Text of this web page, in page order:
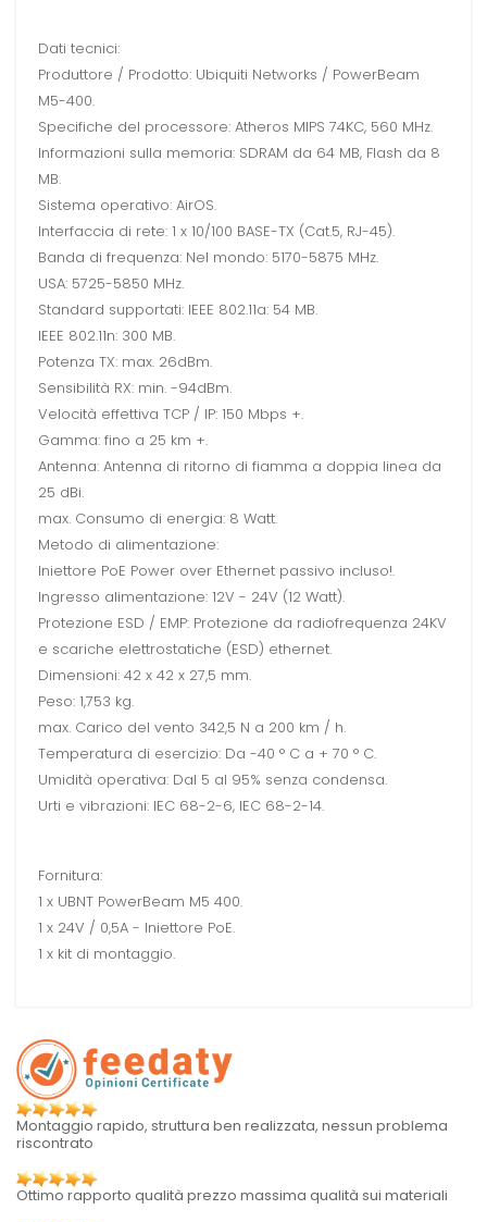
Dati tecnici:
Produttore / Prodotto: Ubiquiti Networks / PowerBeam
M5-400.
Specifiche del processore: Atheros MIPS 74KC, 560 MHz.
Informazioni sulla memoria: SDRAM da 64 MB, Flash da 8
MB.
Sistema operativo: AirOS.
Interfaccia di rete: 1 x 10/100 BASE-TX (Cat.5, RJ-45).
Banda di frequenza: Nel mondo: 5170-5875 MHz.
USA: 5725-5850 MHz.
Standard supportati: IEEE 802.11a: 54 MB.
IEEE 802.11n: 300 MB.
Potenza TX: max. 26dBm.
Sensibilità RX: min. -94dBm.
Velocità effettiva TCP / IP: 150 Mbps +.
Gamma: fino a 25 km +.
Antenna: Antenna di ritorno di fiamma a doppia linea da
25 dBi.
max. Consumo di energia: 8 Watt.
Metodo di alimentazione:
Iniettore PoE Power over Ethernet passivo incluso!.
Ingresso alimentazione: 12V - 24V (12 Watt).
Protezione ESD / EMP: Protezione da radiofrequenza 24KV
e scariche elettrostatiche (ESD) ethernet.
Dimensioni: 42 x 42 x 27,5 mm.
Peso: 1,753 kg.
max. Carico del vento 342,5 N a 200 km / h.
Temperatura di esercizio: Da -40 ° C a + 70 ° C.
Umidità operativa: Dal 5 al 95% senza condensa.
Urti e vibrazioni: IEC 68-2-6, IEC 68-2-14.
Fornitura:
1 x UBNT PowerBeam M5 400.
1 x 24V / 0,5A - Iniettore PoE.
1 x kit di montaggio.
Montaggio rapido, struttura ben realizzata, nessun problema
riscontrato
Ottimo rapporto qualità prezzo massima qualità sui materiali